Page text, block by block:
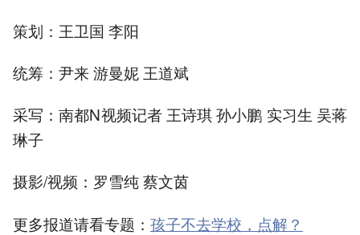
策划：王卫国 李阳
统筹：尹来 游曼妮 王道斌
采写：南都N视频记者 王诗琪 孙小鹏 实习生 吴蒋
琳子
摄影/视频：罗雪纯 蔡文茵
更多报道请看专题： 孩子不去学校，点解？